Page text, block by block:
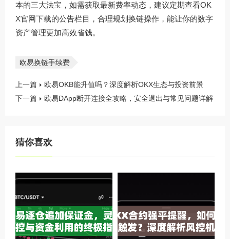
本的三大法宝，如需获取最新费率动态，建议定期查看OK
X官网下载的公告栏目，合理规划换链操作，能让你的数字
资产管理更加高效省钱。
欧易换链手续费
上一篇
欧易OKB能升值吗？深度解析OKX生态与投资前景
下一篇
欧易DApp断开连接全攻略，安全退出与常见问题详解
猜你喜欢